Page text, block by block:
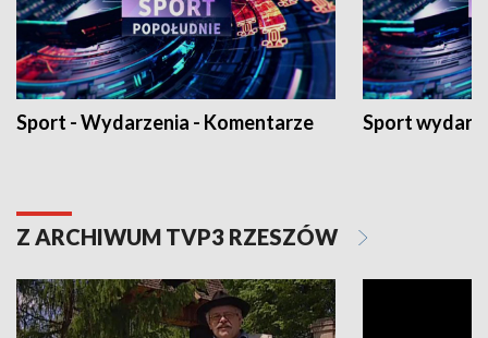
Sport - Wydarzenia - Komentarze Sport
Z ARCHIWUM TVP3 RZESZÓW